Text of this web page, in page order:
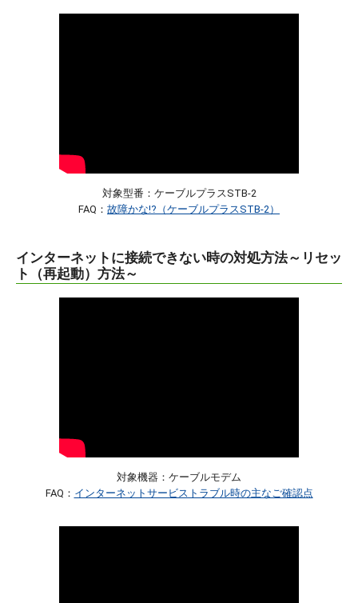
対象型番：ケーブルプラスSTB-2
FAQ： 故障かな!?（ケーブルプラスSTB-2）
インターネットに接続できない時の対処方法～リセッ
ト（再起動）方法～
対象機器：ケーブルモデム
FAQ： インターネットサービストラブル時の主なご確認点